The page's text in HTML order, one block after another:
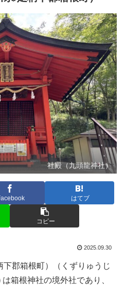
社殿（九頭龍神社）
はてブ
コピー
2025.09.30
郡箱根町）（くずりゅうじ
箱根神社の境外社であり、